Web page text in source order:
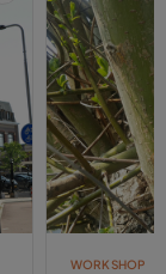
WORKSHOP